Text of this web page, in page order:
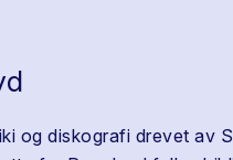
og diskografi drevet av